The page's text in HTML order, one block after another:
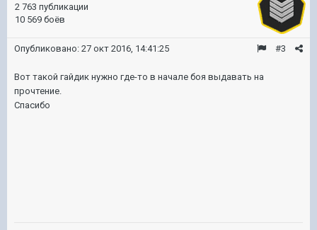
2 763 публикации
10 569 боёв
#3
Опубликовано: 27 окт 2016, 14:41:25
Вот такой гайдик нужно где-то в начале боя выдавать на
прочтение.
Спасибо